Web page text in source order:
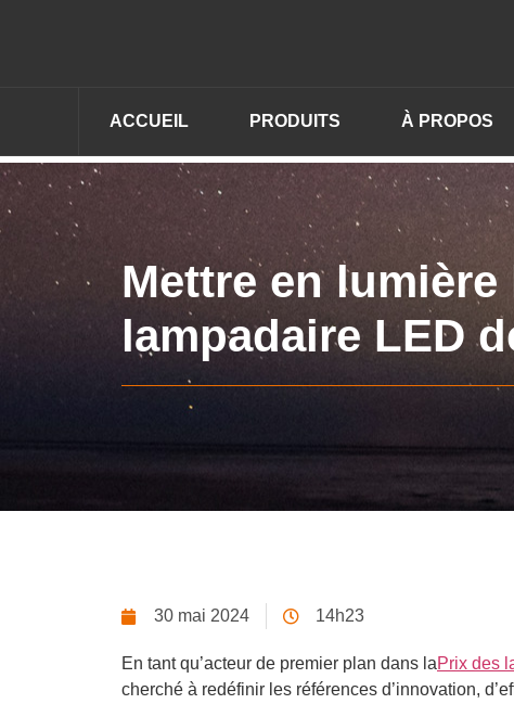
ACCUEIL PRODUITS À PROPOS
Mettre en
lampadaire LED
30 mai 2024 14h23
En tant qu’acteur de premier plan dans laPrix des
cherché à redéfinir les références d’innovation,